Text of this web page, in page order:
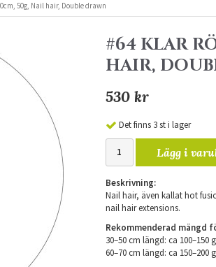
50g, Nail hair, Double drawn
#64 KLAR
HAIR,
530 kr
Det finns 3 st i lager
Lägg i
Beskrivning:
Nail hair, även kallat hot
nail hair extensions.
Rekommenderad mängd
30–50 cm längd: ca 100–150
​60–70 cm längd: ca 150–200